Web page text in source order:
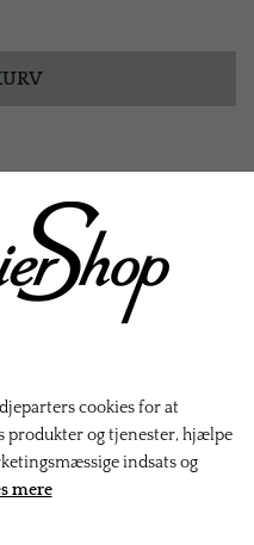
cookies for at
produkter og tjenester, hjælpe
indsats og
mere